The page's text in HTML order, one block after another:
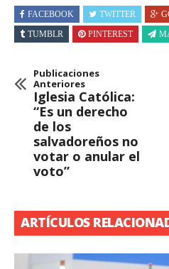
FACEBOOK TWITTER
TUMBLR
PINTEREST
Publicaciones
Anteriores
Iglesia Católica:
“Es un derecho
de los
salvadoreños no
votar o anular el
voto”
ARTÍCULOS